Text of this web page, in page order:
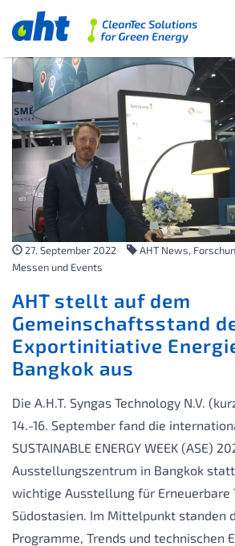
27. September 2022
AHT News,
Messen und Events
AHT stellt auf dem
Gemeinschaftsstand
Exportinitiative
Bangkok aus
Die A.H.T. Syngas Technology N.V.
14.-16. September fand die
SUSTAINABLE ENERGY WEEK (ASE)
Ausstellungszentrum in Bangkok
wichtige Ausstellung für Erneuerbare
Südostasien. Im Mittelpunkt standen
Programme, Trends und technischen